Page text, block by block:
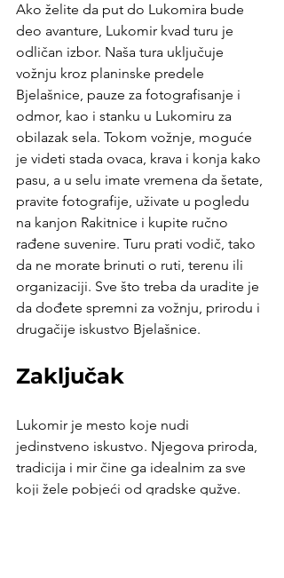
Ako želite da put do Lukomira bude
deo avanture, Lukomir kvad turu je
odličan izbor. Naša tura uključuje
vožnju kroz planinske predele
Bjelašnice, pauze za fotografisanje i
odmor, kao i stanku u Lukomiru za
obilazak sela. Tokom vožnje, moguće
je videti stada ovaca, krava i konja kako
pasu, a u selu imate vremena da šetate,
pravite fotografije, uživate u pogledu
na kanjon Rakitnice i kupite ručno
rađene suvenire. Turu prati vodič, tako
da ne morate brinuti o ruti, terenu ili
organizaciji. Sve što treba da uradite je
da dođete spremni za vožnju, prirodu i
drugačije iskustvo Bjelašnice.
Zaključak
Lukomir je mesto koje nudi
jedinstveno iskustvo. Njegova priroda,
tradicija i mir čine ga idealnim za sve
koji žele pobjeći od gradske gužve.